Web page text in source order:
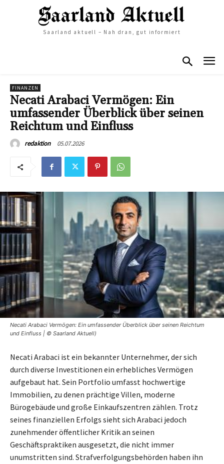
Saarland aktuell – Nah dran, gut informiert
FINANZEN
Necati Arabaci Vermögen: Ein
umfassender Überblick über seinen
Reichtum und Einfluss
redaktion 05.07.2026
Necati Arabaci Vermögen: Ein umfassender Überblick über seinen Reichtum
und Einfluss | © Saarland Aktuell)
Necati Arabaci ist ein bekannter Unternehmer, der sich
durch diverse Investitionen ein erhebliches Vermögen
aufgebaut hat. Sein Portfolio umfasst hochwertige
Immobilien, zu denen prächtige Villen, moderne
Bürogebäude und große Einkaufszentren zählen. Trotz
seines finanziellen Erfolgs sieht sich Arabaci jedoch
zunehmender öffentlicher Kritik an seinen
Geschäftspraktiken ausgesetzt, die nicht immer
unumstritten sind. Strafverfolgungsbehörden haben ihn